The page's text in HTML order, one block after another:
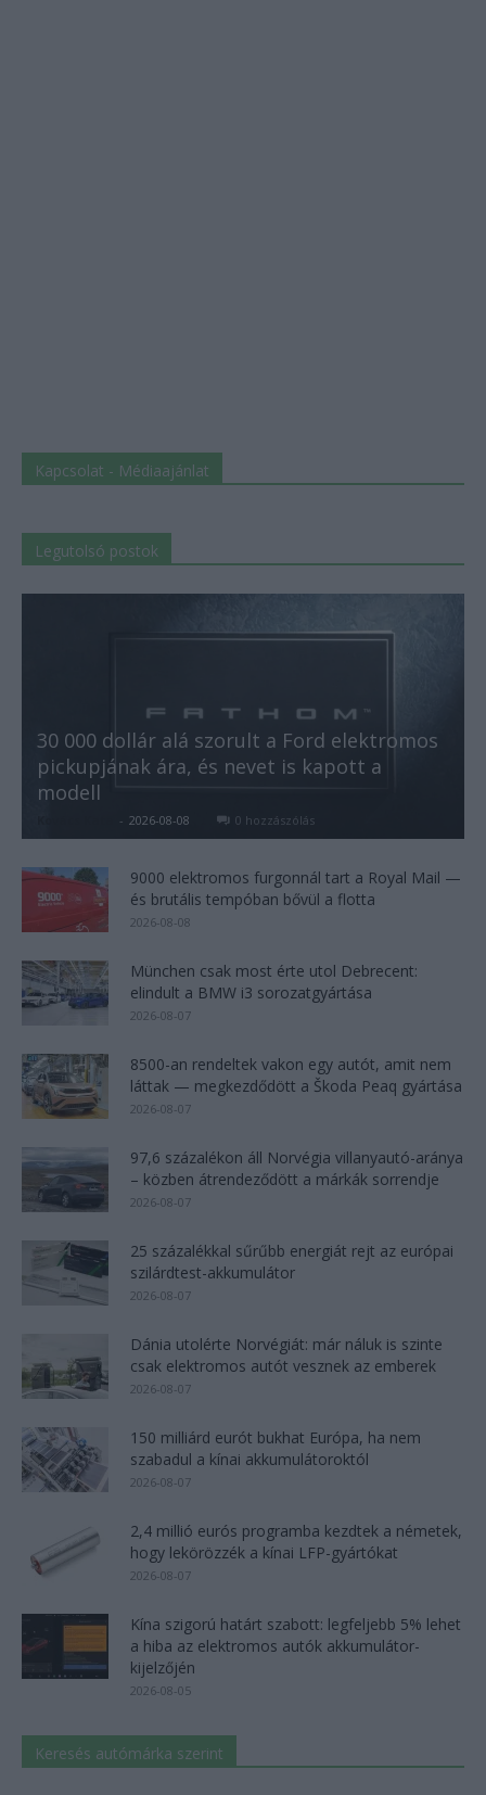
Kapcsolat - Médiaajánlat
Legutolsó postok
30 000 dollár alá szorult a Ford elektromos
pickupjának ára, és nevet is kapott a
modell
- 2026-08-08 0 hozzászólás
9000 elektromos furgonnál tart a Royal Mail —
és brutális tempóban bővül a flotta
2026-08-08
München csak most érte utol Debrecent:
elindult a BMW i3 sorozatgyártása
2026-08-07
8500-an rendeltek vakon egy autót, amit nem
láttak — megkezdődött a Škoda Peaq gyártása
2026-08-07
97,6 százalékon áll Norvégia villanyautó-aránya
– közben átrendeződött a márkák sorrendje
2026-08-07
25 százalékkal sűrűbb energiát rejt az európai
szilárdtest-akkumulátor
2026-08-07
Dánia utolérte Norvégiát: már náluk is szinte
csak elektromos autót vesznek az emberek
2026-08-07
150 milliárd eurót bukhat Európa, ha nem
szabadul a kínai akkumulátoroktól
2026-08-07
2,4 millió eurós programba kezdtek a németek,
hogy lekörözzék a kínai LFP-gyártókat
2026-08-07
Kína szigorú határt szabott: legfeljebb 5% lehet
a hiba az elektromos autók akkumulátor-
kijelzőjén
2026-08-05
Keresés autómárka szerint